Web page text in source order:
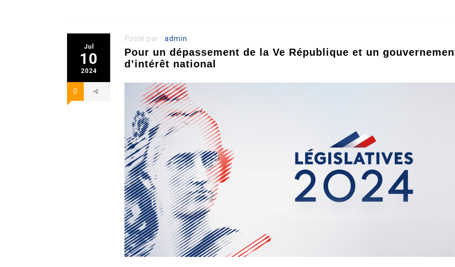
Jul
10
2024
0
Posté par : admin
Pour un dépassement de la Ve République et un
d’intérêt national